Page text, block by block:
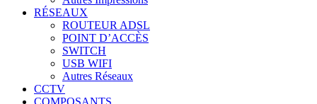
RÉSEAUX
ROUTEUR ADSL
POINT D’ACCÈS
SWITCH
USB WIFI
Autres Réseaux
CCTV
COMPOSANTS